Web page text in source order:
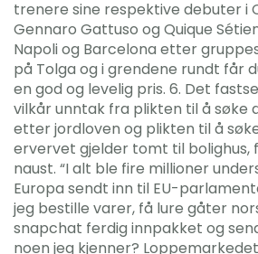
trenere sine respektive debuter i
Gennaro Gattuso og Quique
Napoli og Barcelona etter
på Tolga og i grendene rundt får
en god og levelig pris. 6. Det
vilkår unntak fra plikten til å søke
etter jordloven og plikten til å
ervervet gjelder tomt til bolighus,
naust. “I alt ble fire millioner
Europa sendt inn til EU-
jeg bestille varer, få lure gåter
snapchat ferdig innpakket og
noen jeg kjenner?